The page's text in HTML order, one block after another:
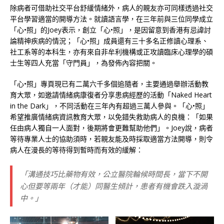
除病者可借助社交平台舒緩情緒外，病人的親友亦可同樣透過社交
平台學習適當的開導方法。就讀語言學，在三年前與三位同學成立
「心•照」的Joey表示，創立「心•照」，是因留意到香港有忌諱討
論精神疾病的情況；「心•照」成員還有三十多名正修讀心理系、
社工系等的本科生，亦有來自非牟利機構或正攻讀臨床心理學的碩
士生等四人充當「守門員」，為發佈內容把關。
「心•照」專頁現已有二萬六千多個追隨者，主要通過舉辦活動教
育大眾，如邀請情緒病康復者分享患病經歷的活動「Naked Heart
in the Dark」，不同活動在三年內有超過三萬人參與。「心•照」
希望推廣情緒病資訊教育大眾，以免錯失救助病人的良機：「如果
任由病人獨自一人面對，後期將會更難幫助他們」。Joey說，病者
等待專業人士的協助須時，若親友能及時採取適當方法開導，則令
病人在漫長的等待得到暫時而有效的緩解：
「溝通技巧比藥物有效，公立醫院輪候時間長，當下不開
心但要等兩年（才能）同醫生傾計，患者有機會跌入漩渦
中。」